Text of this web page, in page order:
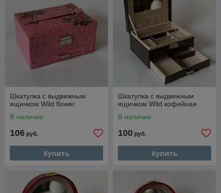
Шкатулка с выдвижным
ящичком Wild flower
В наличии
106 руб.
Купить
Шкатулка с выдвижным
ящичком Wild кофейная
В наличии
100 руб.
Купить